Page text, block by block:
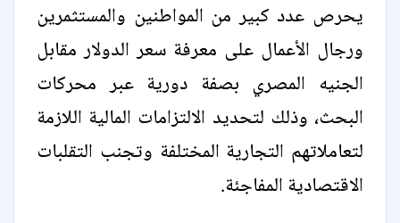
يحرص عدد كبير من المواطنين والمستثمرين
ورجال الأعمال على معرفة سعر الدولار مقابل
الجنيه المصري بصفة دورية عبر محركات
البحث، وذلك لتحديد الالتزامات المالية اللازمة
لتعاملاتهم التجارية المختلفة وتجنب التقلبات
الاقتصادية المفاجئة.